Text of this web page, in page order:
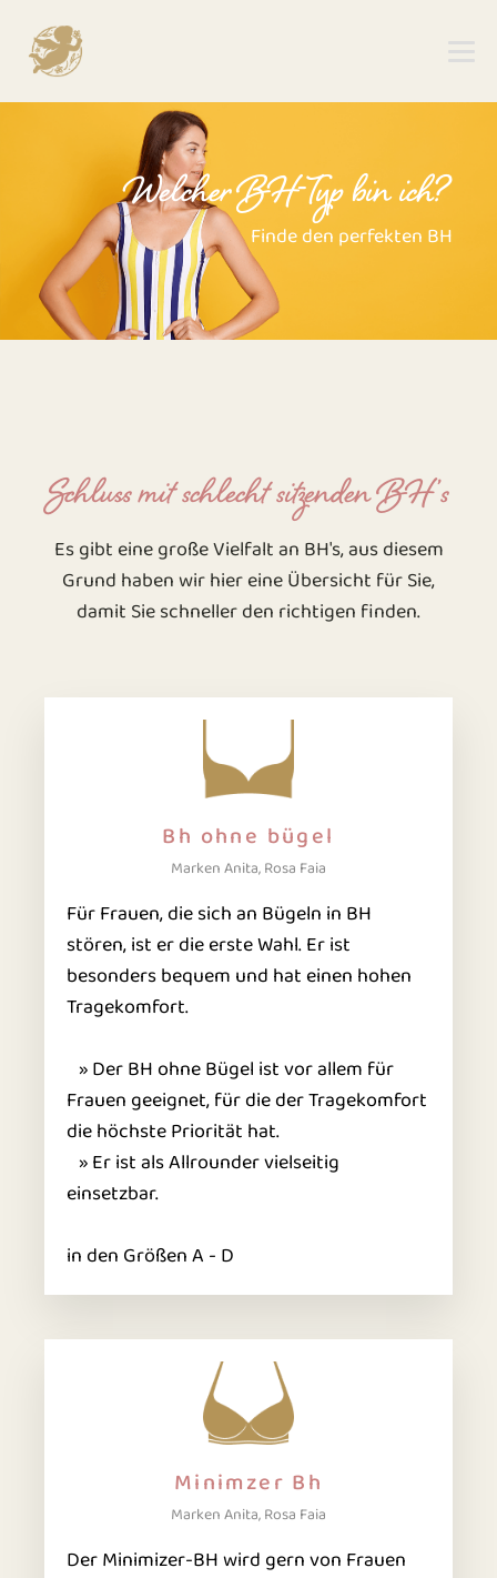
Welcher BH-Typ bin ich?
Finde den perfekten BH
Schluss mit schlecht sitzenden BH’s
Es gibt eine große Vielfalt an BH's, aus diesem
Grund haben wir hier eine Übersicht für Sie,
damit Sie schneller den richtigen finden.
Bh ohne bügel
Marken Anita, Rosa Faia
Für Frauen, die sich an Bügeln in BH
stören, ist er die erste Wahl. Er ist
besonders bequem und hat einen hohen
Tragekomfort.
» Der BH ohne Bügel ist vor allem für
Frauen geeignet, für die der Tragekomfort
die höchste Priorität hat.
» Er ist als Allrounder vielseitig
einsetzbar.
in den Größen A - D
Minimzer Bh
Marken Anita, Rosa Faia
Der Minimizer-BH wird gern von Frauen